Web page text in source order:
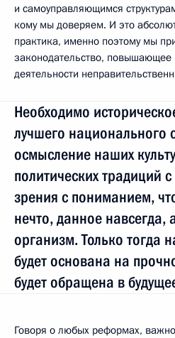
и самоуправляющимся
кому мы доверяем. И это
практика, именно поэтому мы
законодательство, повышающее
деятельности
Необходимо
лучшего национального
осмысление наших
политических традиций
зрения с пониманием,
нечто, данное навсегда,
организм. Только тогда
будет основана на
будет обращена в
Говоря о любых реформах,